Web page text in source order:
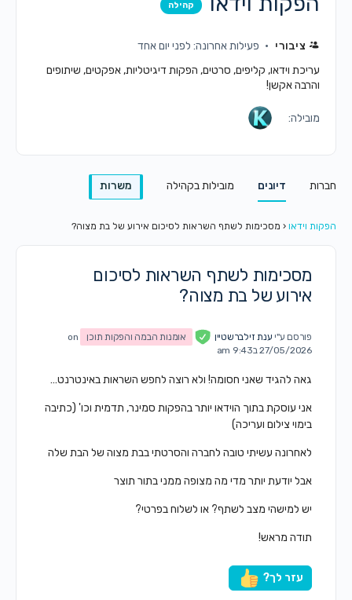
קהילה
ציבורי
פעילות אחרונה: לפני יום אחד
עריכת וידאו, קליפים, סרטים, הפקות דיגיטליות, אפקטים, שיתופים
והרבה אקשן!
מובילה:
חברות דיונים מובילות בקהילה משרות
הפקות וידאו ‹ מסכימות לשתף השראות לסיכום אירוע של בת מצוה?
מסכימות לשתף השראות לסיכום
אירוע של בת מצוה?
פורסם ע"יענת זילברשטיין אומנות הבמה והפקות תוכן
on
27/05/2026 ב9:43 am
גאה להגיד שאני חסומה! ולא רוצה לחפש השראות באינטרנט…
אני עוסקת בתוך הוידאו יותר בהפקות סמינר, תדמית וכו' (כתיבה
בימוי צילום ועריכה)
לאחרונה עשיתי טובה לחברה והסרטתי בבת מצוה של הבת שלה
אבל יודעת יותר מדי מה מצופה ממני בתור תוצר
יש למישהי מצב לשתף? או לשלוח בפרטי?
תודה מראש!
עזר לך?